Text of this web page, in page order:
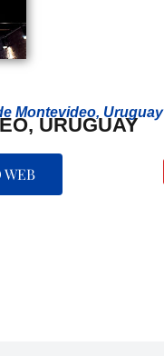
Montevideo, Uruguay
URUGUAY
WEB